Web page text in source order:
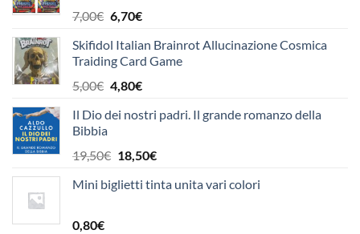
7,00€ Il
originale
era:
7,00€.
6,70€Il
attuale
è:
6,70€.
Skifidol Italian Brainrot Allucinazione Cosmica
Traiding Card Game
5,00€ Il
originale
5,00€.
4,80€Il
attuale
4,80€.
Il Dio dei nostri padri. Il grande romanzo della
Bibbia
19,50€ Il
originale
18,50€Il
attuale
Mini biglietti tinta unita vari colori
0,80€